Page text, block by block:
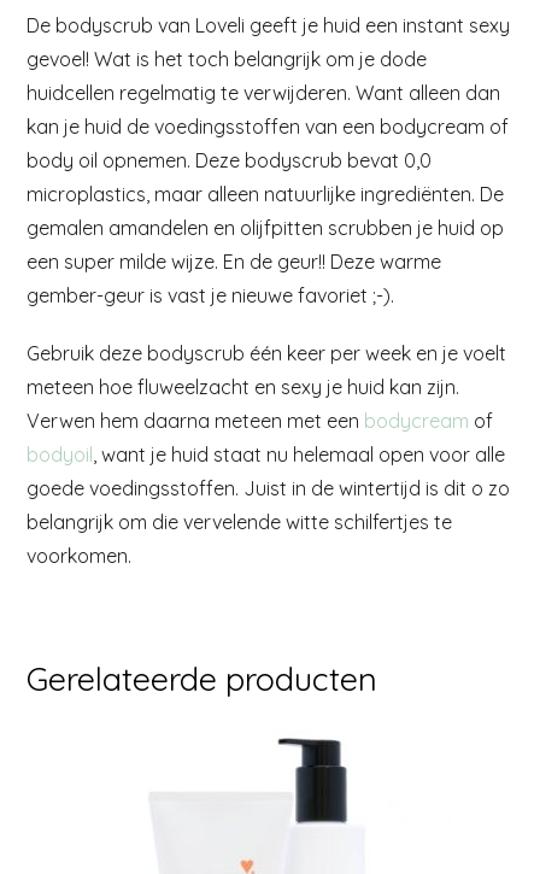
De bodyscrub van Loveli geeft je huid een instant sexy
gevoel! Wat is het toch belangrijk om je dode
huidcellen regelmatig te verwijderen. Want alleen dan
kan je huid de voedingsstoffen van een bodycream of
body oil opnemen. Deze bodyscrub bevat 0,0
microplastics, maar alleen natuurlijke ingrediënten. De
gemalen amandelen en olijfpitten scrubben je huid op
een super milde wijze. En de geur!! Deze warme
gember-geur is vast je nieuwe favoriet ;-).
Gebruik deze bodyscrub één keer per week en je voelt
meteen hoe fluweelzacht en sexy je huid kan zijn.
Verwen hem daarna meteen met een bodycream of
bodyoil , want je huid staat nu helemaal open voor alle
goede voedingsstoffen. Juist in de wintertijd is dit o zo
belangrijk om die vervelende witte schilfertjes te
voorkomen.
Gerelateerde producten